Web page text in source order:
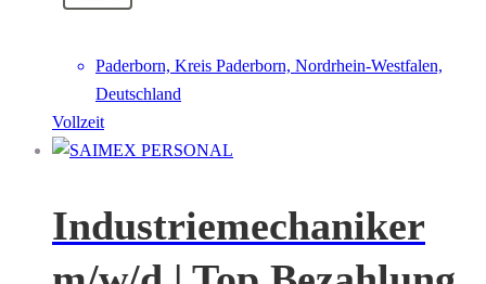
Paderborn, Kreis Paderborn, Nordrhein-Westfalen,
Deutschland
Vollzeit
Industriemechaniker